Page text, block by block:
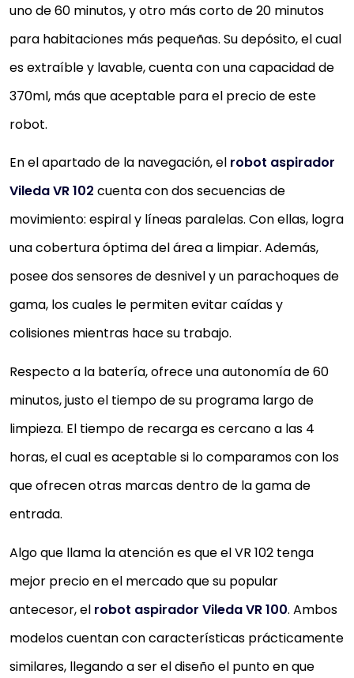
uno de 60 minutos, y otro más corto de 20 minutos
para habitaciones más pequeñas. Su depósito, el cual
es extraíble y lavable, cuenta con una capacidad de
370ml, más que aceptable para el precio de este
robot.
En el apartado de la navegación, el robot aspirador
Vileda VR 102 cuenta con dos secuencias de
movimiento: espiral y líneas paralelas. Con ellas, logra
una cobertura óptima del área a limpiar. Además,
posee dos sensores de desnivel y un parachoques de
gama, los cuales le permiten evitar caídas y
colisiones mientras hace su trabajo.
Respecto a la batería, ofrece una autonomía de 60
minutos, justo el tiempo de su programa largo de
limpieza. El tiempo de recarga es cercano a las 4
horas, el cual es aceptable si lo comparamos con los
que ofrecen otras marcas dentro de la gama de
entrada.
Algo que llama la atención es que el VR 102 tenga
mejor precio en el mercado que su popular
antecesor, el robot aspirador Vileda VR 100. Ambos
modelos cuentan con características prácticamente
similares, llegando a ser el diseño el punto en que